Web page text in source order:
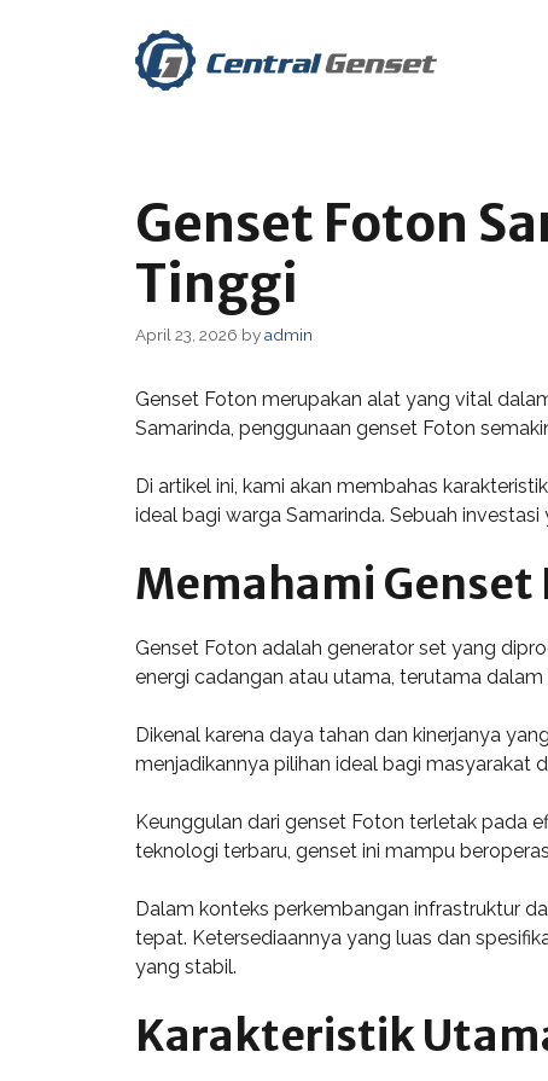
Genset Foton
Tinggi
April 23, 2026 byadmin
Genset Foton merupakan alat yang vital
Samarinda, penggunaan genset Foton
Di artikel ini, kami akan membahas
ideal bagi warga Samarinda. Sebuah
Memahami Genset
Genset Foton adalah generator set yang
energi cadangan atau utama, terutama
Dikenal karena daya tahan dan kinerjanya
menjadikannya pilihan ideal bagi masyarakat
Keunggulan dari genset Foton terletak pada
teknologi terbaru, genset ini mampu
Dalam konteks perkembangan infrastruktur
tepat. Ketersediaannya yang luas dan
yang stabil.
Karakteristik